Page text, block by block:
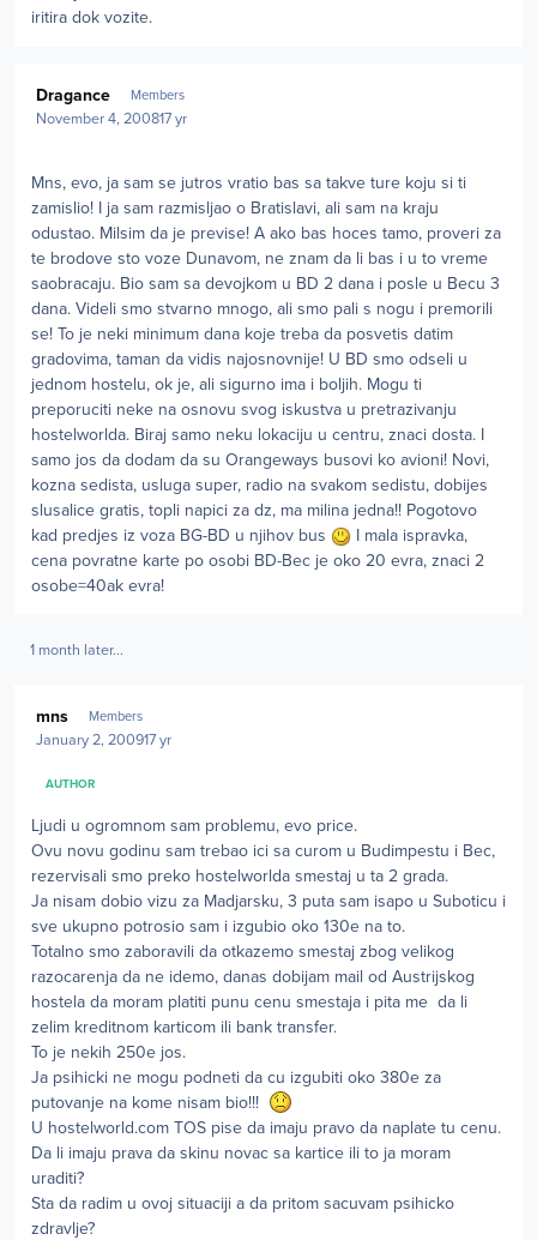
iritira dok vozite.
Dragance Members
November 4, 200817 yr
Mns, evo, ja sam se jutros vratio bas sa takve ture koju si ti
zamislio! I ja sam razmisljao o Bratislavi, ali sam na kraju
odustao. Milsim da je previse! A ako bas hoces tamo, proveri za
te brodove sto voze Dunavom, ne znam da li bas i u to vreme
saobracaju. Bio sam sa devojkom u BD 2 dana i posle u Becu 3
dana. Videli smo stvarno mnogo, ali smo pali s nogu i premorili
se! To je neki minimum dana koje treba da posvetis datim
gradovima, taman da vidis najosnovnije! U BD smo odseli u
jednom hostelu, ok je, ali sigurno ima i boljih. Mogu ti
preporuciti neke na osnovu svog iskustva u pretrazivanju
hostelworlda. Biraj samo neku lokaciju u centru, znaci dosta. I
samo jos da dodam da su Orangeways busovi ko avioni! Novi,
kozna sedista, usluga super, radio na svakom sedistu, dobijes
slusalice gratis, topli napici za dz, ma milina jedna!! Pogotovo
kad predjes iz voza BG-BD u njihov bus
I mala ispravka,
cena povratne karte po osobi BD-Bec je oko 20 evra, znaci 2
osobe=40ak evra!
1 month later...
mns Members
January 2, 200917 yr
AUTHOR
Ljudi u ogromnom sam problemu, evo price.
Ovu novu godinu sam trebao ici sa curom u Budimpestu i Bec,
rezervisali smo preko hostelworlda smestaj u ta 2 grada.
Ja nisam dobio vizu za Madjarsku, 3 puta sam isapo u Suboticu i
sve ukupno potrosio sam i izgubio oko 130e na to.
Totalno smo zaboravili da otkazemo smestaj zbog velikog
razocarenja da ne idemo, danas dobijam mail od Austrijskog
hostela da moram platiti punu cenu smestaja i pita me da li
zelim kreditnom karticom ili bank transfer.
To je nekih 250e jos.
Ja psihicki ne mogu podneti da cu izgubiti oko 380e za
putovanje na kome nisam bio!!!
U hostelworld.com TOS pise da imaju pravo da naplate tu cenu.
Da li imaju prava da skinu novac sa kartice ili to ja moram
uraditi?
Sta da radim u ovoj situaciji a da pritom sacuvam psihicko
zdravlje?